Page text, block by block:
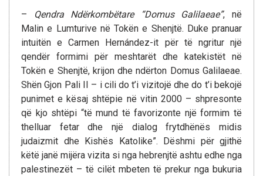
– Qendra Ndërkombëtare “Domus Galilaeae”, në
Malin e Lumturive në Tokën e Shenjtë. Duke pranuar
intuitën e Carmen Hernández-it për të ngritur një
qendër formimi për meshtarët dhe katekistët në
Tokën e Shenjtë, krijon dhe ndërton Domus Galilaeae.
Shën Gjon Pali II – i cili do t’i vizitojë dhe do t’i bekojë
punimet e kësaj shtëpie në vitin 2000 – shpresonte
që kjo shtëpi “të mund të favorizonte një formim të
thelluar fetar dhe një dialog frytdhënës midis
judaizmit dhe Kishës Katolike”. Dëshmi për gjithë
këtë janë mijëra vizita si nga hebrenjtë ashtu edhe nga
palestinezët – të cilët mbeten të prekur nga bukuria